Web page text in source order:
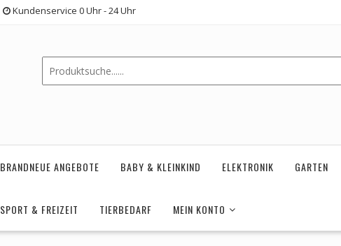
Kundenservice 0 Uhr - 24 Uhr
BRANDNEUE ANGEBOTE BABY & KLEINKIND ELEKTRONIK GARTEN
SPORT & FREIZEIT TIERBEDARF MEIN KONTO